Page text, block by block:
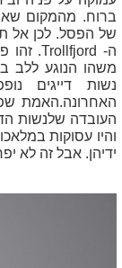
ברוח. מהמקום
של הפסל. לכן אל
ה- Trollfjord
משהו הנוגע ללב
נשות דייגים
האחרונה.האמת
העובדה שלנשות
והיו עסוקות
ידיהן. אבל זה לא